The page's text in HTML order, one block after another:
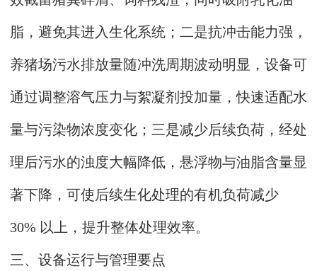
脂，避免其进入生化系统；二是抗冲击能力强，
养猪场污水排放量随冲洗周期波动明显，设备可
通过调整溶气压力与絮凝剂投加量，快速适配水
量与污染物浓度变化；三是减少后续负荷，经处
理后污水的浊度大幅降低，悬浮物与油脂含量显
著下降，可使后续生化处理的有机负荷减少
30% 以上，提升整体处理效率。
三、设备运行与管理要点